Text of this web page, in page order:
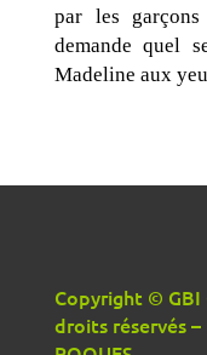
par les
demande quel
Madeline aux
Copyright © GBI
droits réservés